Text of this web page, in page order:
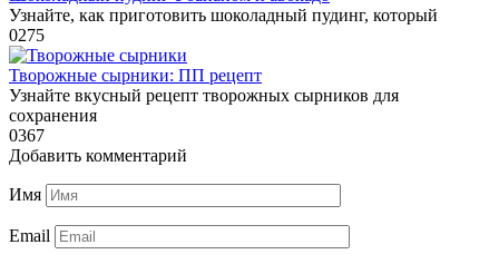
Узнайте, как приготовить шоколадный пудинг, который
0275
Творожные сырники: ПП рецепт
Узнайте вкусный рецепт творожных сырников для
сохранения
0367
Добавить комментарий
Имя
Email